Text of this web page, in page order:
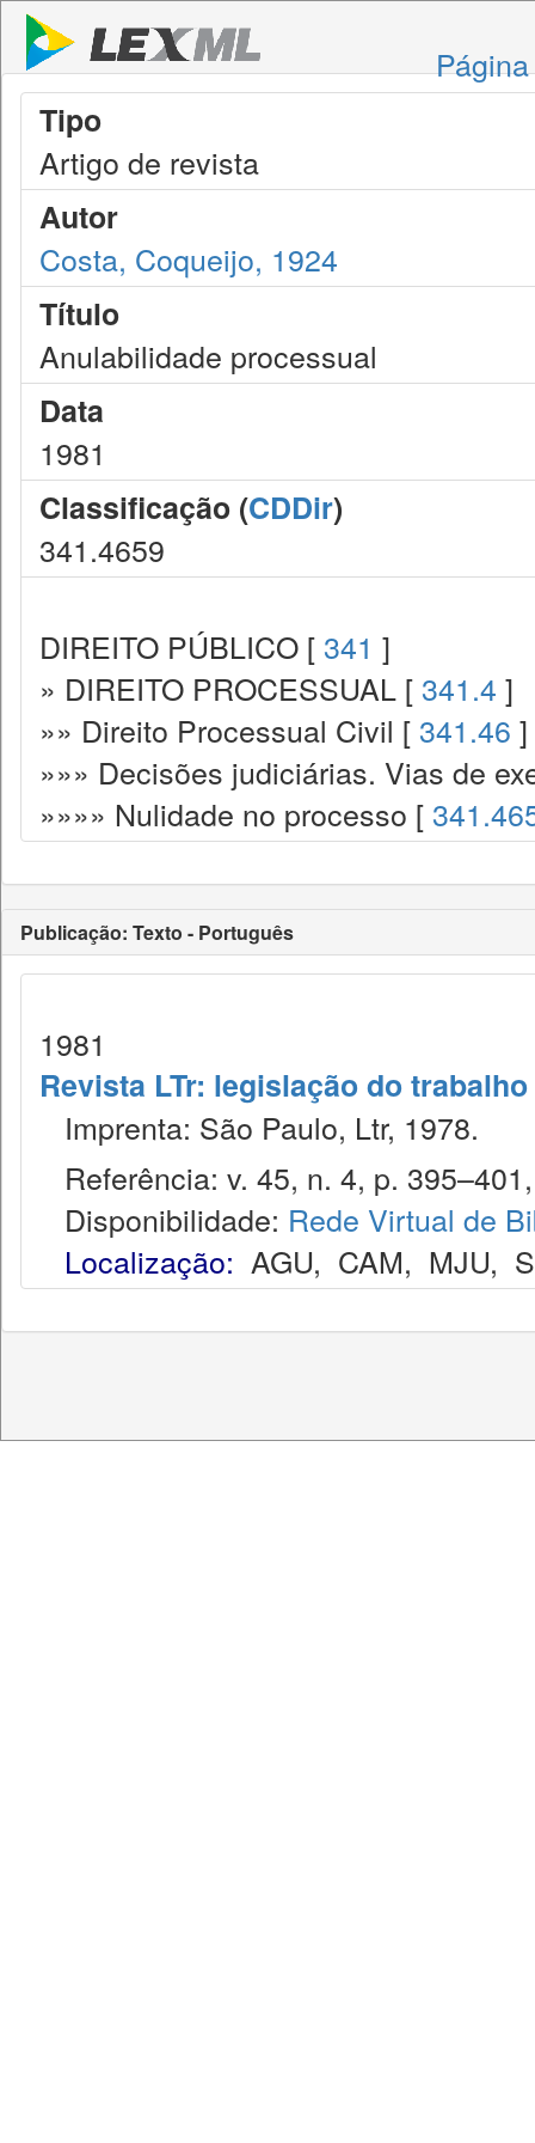
Tipo
Artigo de revista
Autor
Costa, Coqueijo, 1924
Título
Anulabilidade processual
Data
1981
Classificação (CDDir)
341.4659
DIREITO PÚBLICO [ 341 ]
» DIREITO PROCESSUAL [ 341.4 ]
»» Direito Processual Civil [ 341.46 ]
»»» Decisões judiciárias. Vias de
»»»» Nulidade no processo [
Publicação: Texto - Português
1981
Revista LTr: legislação do trabalho
Imprenta: São Paulo, Ltr, 1978.
Referência: v. 45, n. 4, p.
Disponibilidade: Rede Virtual de
Localização: AGU, CAM, MJU,